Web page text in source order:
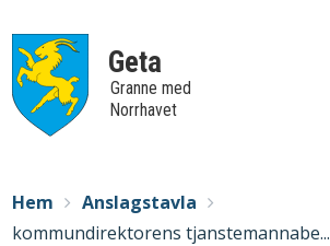
Geta
Granne med
Norrhavet
Breadcrumbs
You
are
Hem
Anslagstavla
kommundirektorens tjanstemannabe...